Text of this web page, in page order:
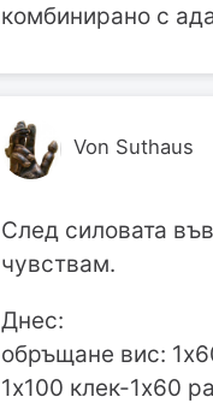
комбинирано с
Von Suthaus
След силовата
чувствам.
Днес:
обръщане вис:
1х100 клек-1х60